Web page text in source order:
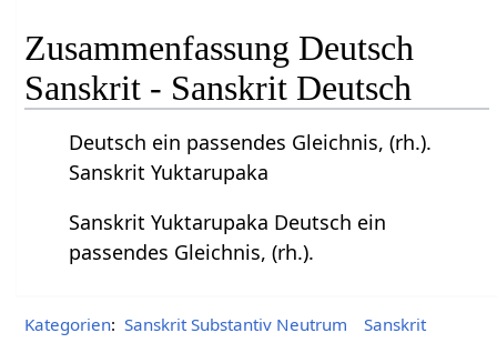
Zusammenfassung Deutsch
Sanskrit - Sanskrit Deutsch
Deutsch ein passendes Gleichnis, (rh.).
Sanskrit Yuktarupaka
Sanskrit Yuktarupaka Deutsch ein
passendes Gleichnis, (rh.).
Kategorien: Sanskrit Substantiv Neutrum
Sanskrit